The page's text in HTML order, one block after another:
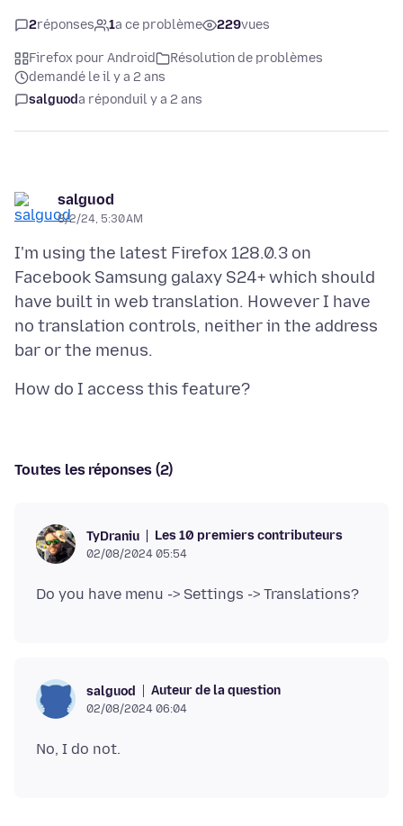
2réponses 1a ce problème 229vues
Firefox pour Android
Résolution de problèmes
demandé le il y a 2 ans
salguoda réponduil y a 2 ans
salguod
8/2/24, 5:30 AM
I'm using the latest Firefox 128.0.3 on
Facebook Samsung galaxy S24+ which should
have built in web translation. However I have
no translation controls, neither in the address
Toutes les réponses (2)
TyDraniu Les 10 premiers contributeurs
02/08/2024 05:54
salguod Auteur de la question
02/08/2024 06:04